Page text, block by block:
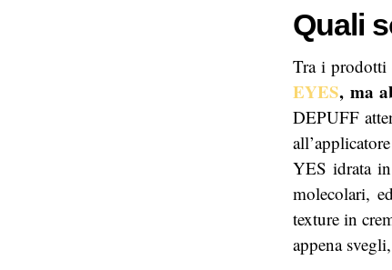
Quali
Tra i
EYES, ma
DEPUFF
YES idrata
molecolari,
texture in
appena